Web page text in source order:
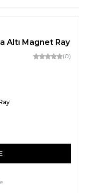
Altı Magnet Ray
(0)